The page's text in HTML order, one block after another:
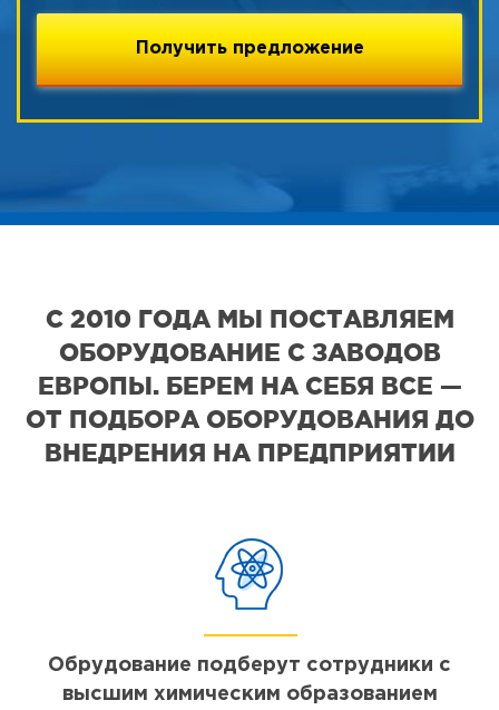
С 2010 ГОДА МЫ ПОСТАВЛЯЕМ
ОБОРУДОВАНИЕ С ЗАВОДОВ
ЕВРОПЫ. БЕРЕМ НА СЕБЯ ВСЕ —
ОТ ПОДБОРА ОБОРУДОВАНИЯ ДО
ВНЕДРЕНИЯ НА ПРЕДПРИЯТИИ
Обрудование подберут сотрудники с
высшим химическим образованием